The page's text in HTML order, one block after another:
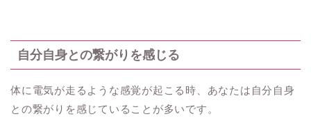
自分自身との繋がりを感じる
体に電気が走るような感覚が起こる時、あなたは自分自身
との繋がりを感じていることが多いです。